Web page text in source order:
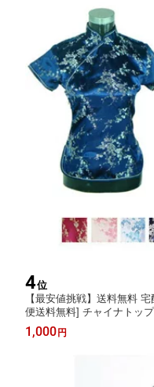
4位
【最安値挑戦】送料無料
便送料無料] チャイナトッ
半袖 チャイナコスプレ普
ンコスチューム仮装 トップ
1,000 円